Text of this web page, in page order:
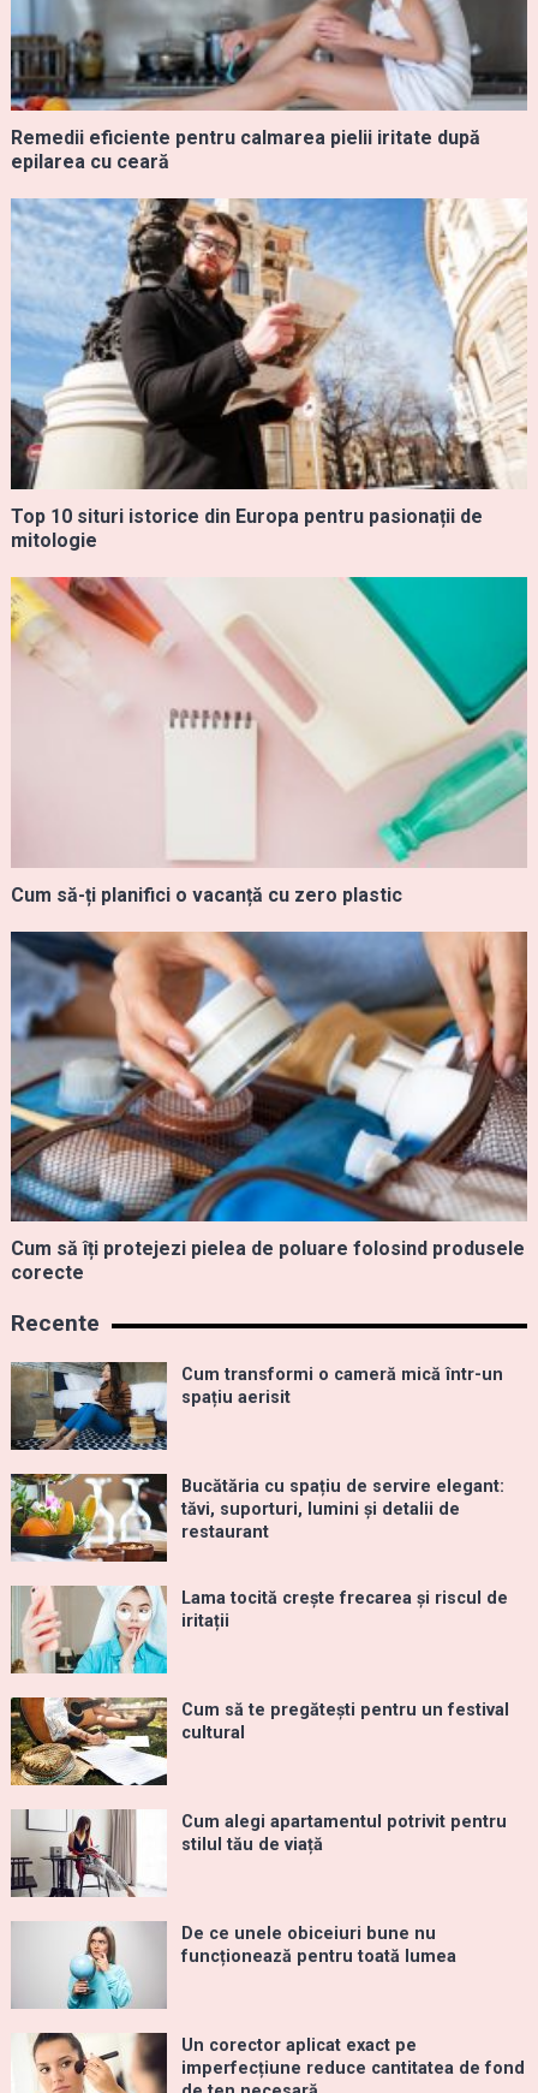
Remedii eficiente pentru calmarea pielii iritate după
epilarea cu ceară
Top 10 situri istorice din Europa pentru pasionații de
mitologie
Cum să-ți planifici o vacanță cu zero plastic
Cum să îți protejezi pielea de poluare folosind produsele
corecte
Recente
Cum transformi o cameră mică într-un
spațiu aerisit
Bucătăria cu spațiu de servire elegant:
tăvi, suporturi, lumini și detalii de
restaurant
Lama tocită crește frecarea și riscul de
iritații
Cum să te pregătești pentru un festival
cultural
Cum alegi apartamentul potrivit pentru
stilul tău de viață
De ce unele obiceiuri bune nu
funcționează pentru toată lumea
Un corector aplicat exact pe
imperfecțiune reduce cantitatea de fond